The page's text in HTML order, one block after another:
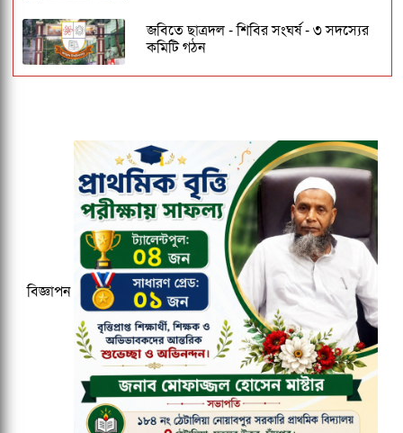
জবিতে ছাত্রদল - শিবির সংঘর্ষ - ৩ সদস্যের
কমিটি গঠন
জকসু ভিপি ও জিএসকে ক্যাম্পাসছাড়া করল
ছাত্রদল
কুবির ইংরেজি বিভাগের সন্ধ্যাকালীন
মাস্টার্সের ১৮তম ব্যাচকে বিদায় সংবর্ধনা
২০২৭ ক্রিকেট বিশ্বকাপের ১২ ভেন্যু ঘোষণা,
আয়োজক তিন দেশ
বিজ্ঞাপন